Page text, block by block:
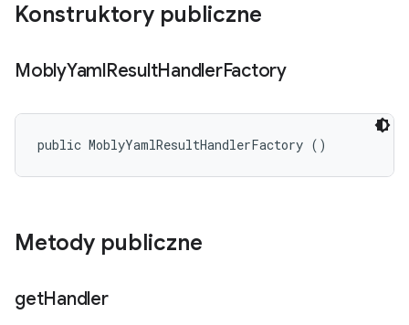
Konstruktory publiczne
MoblyYamlResultHandlerFactory
public MoblyYamlResultHandlerFactory ()
Metody publiczne
getHandler